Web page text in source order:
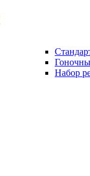
Набор